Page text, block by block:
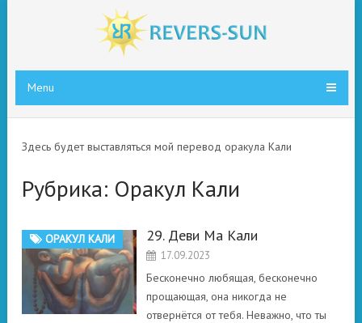
Menu
Здесь будет выставляться мой перевод оракула Кали
Рубрика: Оракул Кали
ОРАКУЛ КАЛИ 29. Деви Ма Кали
17.09.2023
Бесконечно любящая, бесконечно
прощающая, она никогда не
отвернётся от тебя. Неважно, что ты